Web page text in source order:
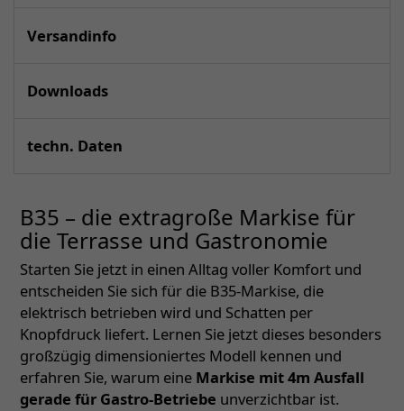
Versandinfo
Downloads
techn. Daten
B35 – die extragroße Markise für
die Terrasse und Gastronomie
Starten Sie jetzt in einen Alltag voller Komfort und
entscheiden Sie sich für die B35-Markise, die
elektrisch betrieben wird und Schatten per
Knopfdruck liefert. Lernen Sie jetzt dieses besonders
großzügig dimensioniertes Modell kennen und
erfahren Sie, warum eine Markise mit 4m Ausfall
gerade für Gastro-Betriebe unverzichtbar ist.